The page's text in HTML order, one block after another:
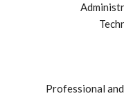
Professional